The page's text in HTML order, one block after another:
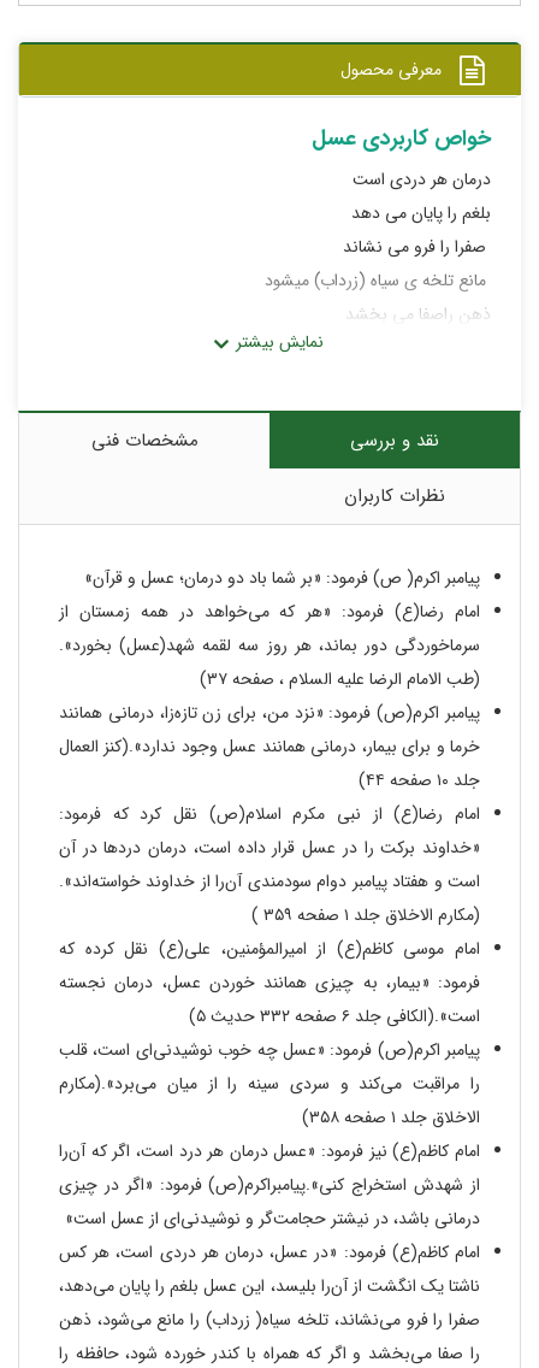
معرفی محصول
خواص کاربردی عسل
درمان هر دردی است
بلغم را پایان می دهد
صفرا را فرو می نشاند
مانع تلخه ی سیاه (زرداب) میشود
ذهن راصفا می بخشد
همراه باکندر حافظه را نکو میکند
نقد و بررسی
مشخصات فنی
نظرات کاربران
پیامبر اکرم( ص) فرمود: «بر شما باد دو درمان؛ عسل و قرآن»
امام رضا(ع) فرمود: «هر که می‌خواهد در همه زمستان از
سرماخوردگی دور بماند، هر روز سه لقمه شهد(عسل) بخورد».
(طب الامام الرضا علیه السلام ، صفحه ۳۷)
پیامبر اکرم(ص) فرمود: «نزد من، برای زن تازه‌زا، درمانی همانند
خرما و برای بیمار، درمانی همانند عسل وجود ندارد».(کنز العمال
جلد ۱۰ صفحه ۴۴)
امام رضا(ع) از نبی مکرم اسلام(ص) نقل کرد که فرمود:
«خداوند برکت را در عسل قرار داده است، درمان دردها در آن
است و هفتاد پیامبر دوام سودمندی آن‌را از خداوند خواسته‌اند».
(مکارم الاخلاق جلد ۱ صفحه ۳۵۹ )
امام موسی کاظم(ع) از امیرالمؤمنین، علی(ع) نقل کرده که
فرمود: «بیمار، به چیزی همانند خوردن عسل، درمان نجسته
است».(الکافی جلد ۶ صفحه ۳۳۲ حدیث ۵)
پیامبر اکرم(ص) فرمود: «عسل چه خوب نوشیدنی‌ای است، قلب
را مراقبت می‌کند و سردی سینه را از میان می‌برد».(مکارم
الاخلاق جلد ۱ صفحه ۳۵۸)
امام کاظم(ع) نیز فرمود: «عسل درمان هر درد است، اگر که آن‌را
از شهدش استخراج کنی».پیامبراکرم(ص) فرمود: «اگر در چیزی
درمانی باشد، در نیشتر حجامت‌گر و نوشیدنی‌ای از عسل است»
امام کاظم(ع) فرمود: «در عسل، درمان هر دردی است، هر کس
ناشتا یک انگشت از آن‌را بلیسد، این عسل بلغم را پایان می‌دهد،
صفرا را فرو می‌نشاند، تلخه سیاه( زرداب) را مانع می‌شود، ذهن
را صفا می‌بخشد و اگر که همراه با کندر خورده شود، حافظه را